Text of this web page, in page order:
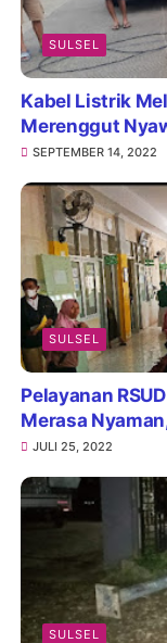
SULSEL
Kabel Listrik
Merenggut
SEPTEMBER 14, 2022
SULSEL
Pelayanan
Merasa
JULI 25, 2022
SULSEL